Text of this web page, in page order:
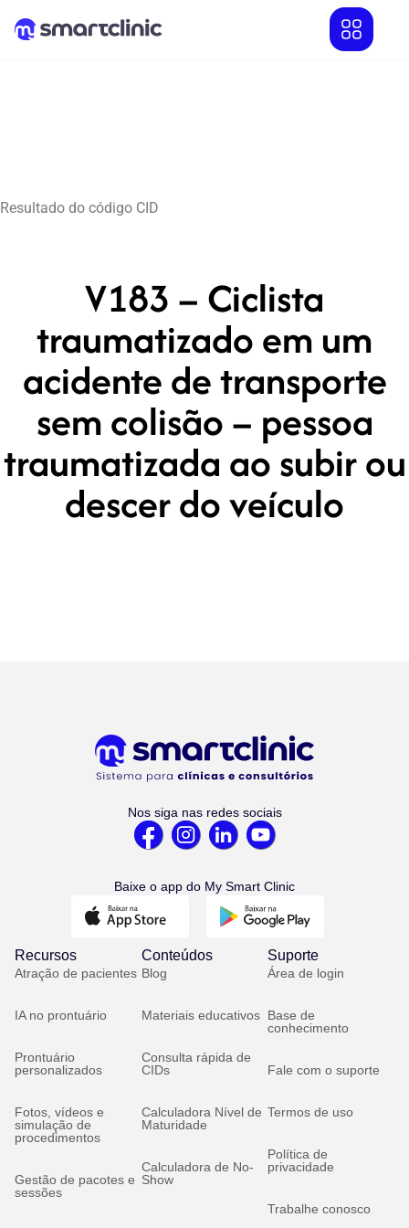
Resultado do código CID
V183 – Ciclista
traumatizado em um
acidente de transporte
sem colisão – pessoa
traumatizada ao subir ou
descer do veículo
Nos siga nas redes sociais
Baixe o app do My Smart Clinic
Recursos
Atração de pacientes
IA no prontuário
Prontuário
personalizados
Fotos, vídeos e
simulação de
procedimentos
Gestão de pacotes e
sessões
Conteúdos
Blog
Materiais educativos
Consulta rápida de
CIDs
Calculadora Nível de
Maturidade
Calculadora de No-
Show
Suporte
Área de login
Base de
conhecimento
Fale com o suporte
Termos de uso
Política de
privacidade
Trabalhe conosco